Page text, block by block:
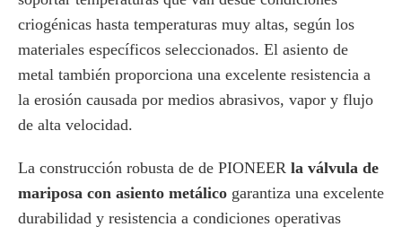
criogénicas hasta temperaturas muy altas, según los
materiales específicos seleccionados. El asiento de
metal también proporciona una excelente resistencia a
la erosión causada por medios abrasivos, vapor y flujo
de alta velocidad.
La construcción robusta de de PIONEER la válvula de
mariposa con asiento metálico garantiza una excelente
durabilidad y resistencia a condiciones operativas